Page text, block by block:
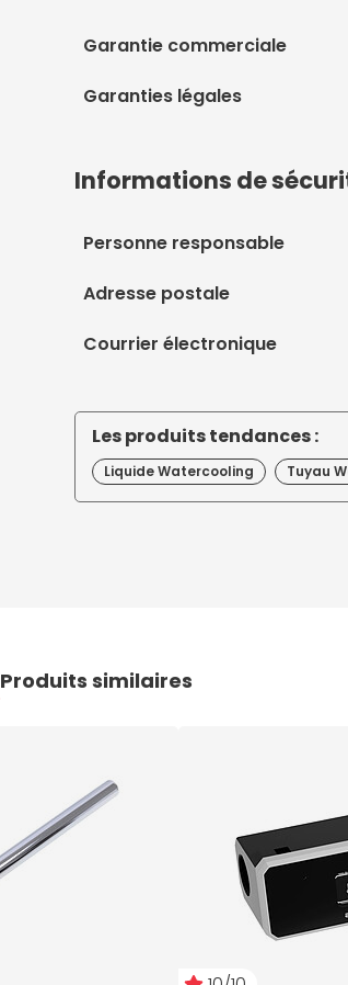
Garantie commerciale
Garanties légales
Informations de
Personne responsable
Adresse postale
Courrier électronique
Les produits tendances :
Liquide Watercooling Tuyau
Produits similaires